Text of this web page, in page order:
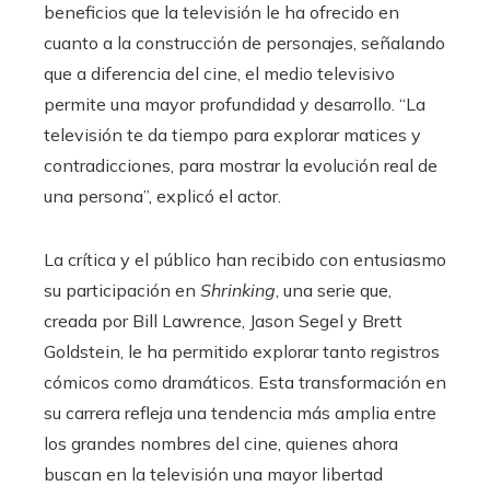
beneficios que la televisión le ha ofrecido en
cuanto a la construcción de personajes, señalando
que a diferencia del cine, el medio televisivo
permite una mayor profundidad y desarrollo. “La
televisión te da tiempo para explorar matices y
contradicciones, para mostrar la evolución real de
una persona”, explicó el actor.
La crítica y el público han recibido con entusiasmo
su participación en Shrinking, una serie que,
creada por Bill Lawrence, Jason Segel y Brett
Goldstein, le ha permitido explorar tanto registros
cómicos como dramáticos. Esta transformación en
su carrera refleja una tendencia más amplia entre
los grandes nombres del cine, quienes ahora
buscan en la televisión una mayor libertad